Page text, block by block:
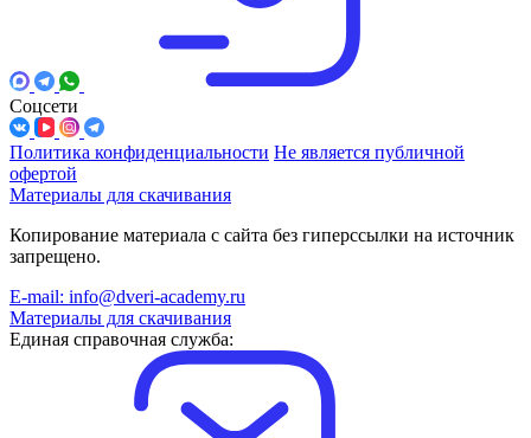
Соцсети
Политика конфиденциальности Не является публичной
офертой
Материалы для скачивания
Копирование материала с сайта без гиперссылки на источник
запрещено.
E-mail: info@dveri-academy.ru
Материалы для скачивания
Единая справочная служба: